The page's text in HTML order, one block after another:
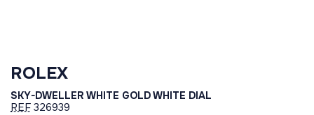
ROLEX
SKY-DWELLER WHITE GOLD WHITE DIAL
REF 326939